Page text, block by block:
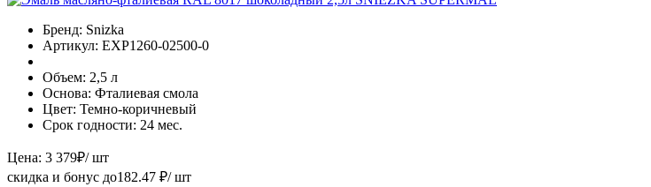
Бренд: Snizka
Артикул: ЕХР1260-02500-0
Объем: 2,5 л
Основа: Фталиевая смола
Цвет: Темно-коричневый
Срок годности: 24 мес.
Цена: 3 379₽/ шт
скидка и бонус до182.47 ₽/ шт